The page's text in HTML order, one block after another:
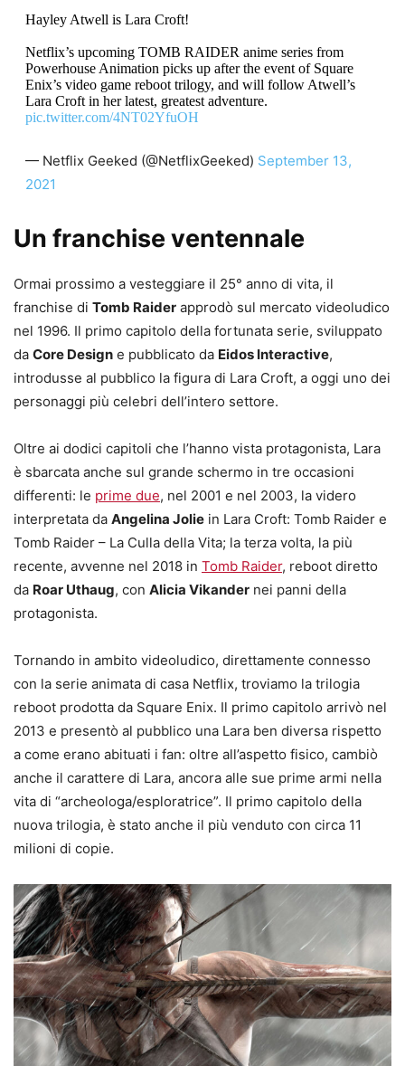
Hayley Atwell is Lara Croft!
Netflix’s upcoming TOMB RAIDER anime series from
Powerhouse Animation picks up after the event of Square
Enix’s video game reboot trilogy, and will follow Atwell’s
Lara Croft in her latest, greatest adventure.
pic.twitter.com/4NT02YfuOH
— Netflix Geeked (@NetflixGeeked) September 13,
2021
Un franchise ventennale
Ormai prossimo a vesteggiare il 25° anno di vita, il
franchise di Tomb Raider approdò sul mercato videoludico
nel 1996. Il primo capitolo della fortunata serie, sviluppato
da Core Design e pubblicato da Eidos Interactive,
introdusse al pubblico la figura di Lara Croft, a oggi uno dei
personaggi più celebri dell’intero settore.
Oltre ai dodici capitoli che l’hanno vista protagonista, Lara
è sbarcata anche sul grande schermo in tre occasioni
differenti: le prime due, nel 2001 e nel 2003, la videro
interpretata da Angelina Jolie in Lara Croft: Tomb Raider e
Tomb Raider – La Culla della Vita; la terza volta, la più
recente, avvenne nel 2018 in Tomb Raider, reboot diretto
da Roar Uthaug, con Alicia Vikander nei panni della
protagonista.
Tornando in ambito videoludico, direttamente connesso
con la serie animata di casa Netflix, troviamo la trilogia
reboot prodotta da Square Enix. Il primo capitolo arrivò nel
2013 e presentò al pubblico una Lara ben diversa rispetto
a come erano abituati i fan: oltre all’aspetto fisico, cambiò
anche il carattere di Lara, ancora alle sue prime armi nella
vita di “archeologa/esploratrice”. Il primo capitolo della
nuova trilogia, è stato anche il più venduto con circa 11
milioni di copie.